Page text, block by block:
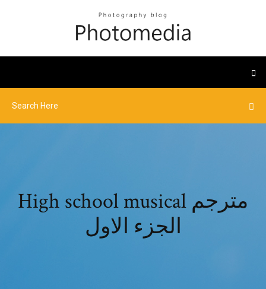
High school musical مترجم
الجزء الاول